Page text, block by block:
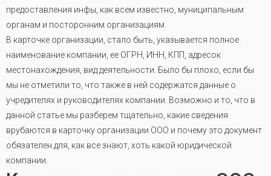
предоставления инфы, как всем известно, муниципальным
органам и посторонним организациям.
В карточке организации, стало быть, указывается полное
наименование компании, ее ОГРН, ИНН, КПП, адресок
местонахождения, вид деятельности. Было бы плохо, если бы
мы не отметили то, что также в ней содержатся данные о
учредителях и руководителях компании. Возможно и то, что в
данной статье мы разберем тщательно, какие сведения
врубаются в карточку организации ООО и почему это документ
обязателен для, как все знают, хоть какой юридической
компании.